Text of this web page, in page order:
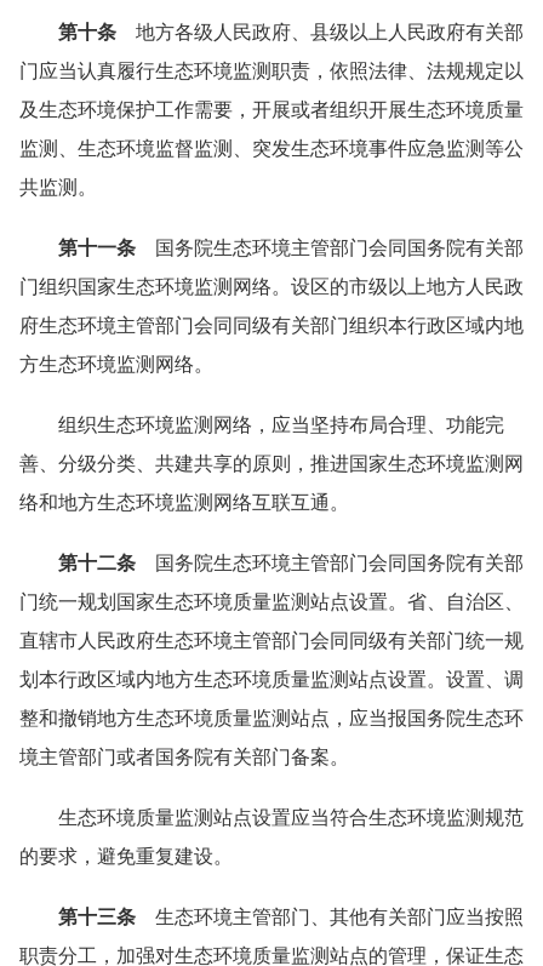
第十条 地方各级人民政府、县级以上人民政府有关部
门应当认真履行生态环境监测职责，依照法律、法规规定以
及生态环境保护工作需要，开展或者组织开展生态环境质量
监测、生态环境监督监测、突发生态环境事件应急监测等公
共监测。
第十一条 国务院生态环境主管部门会同国务院有关部
门组织国家生态环境监测网络。设区的市级以上地方人民政
府生态环境主管部门会同同级有关部门组织本行政区域内地
方生态环境监测网络。
组织生态环境监测网络，应当坚持布局合理、功能完
善、分级分类、共建共享的原则，推进国家生态环境监测网
络和地方生态环境监测网络互联互通。
第十二条 国务院生态环境主管部门会同国务院有关部
门统一规划国家生态环境质量监测站点设置。省、自治区、
直辖市人民政府生态环境主管部门会同同级有关部门统一规
划本行政区域内地方生态环境质量监测站点设置。设置、调
整和撤销地方生态环境质量监测站点，应当报国务院生态环
境主管部门或者国务院有关部门备案。
生态环境质量监测站点设置应当符合生态环境监测规范
的要求，避免重复建设。
第十三条 生态环境主管部门、其他有关部门应当按照
职责分工，加强对生态环境质量监测站点的管理，保证生态